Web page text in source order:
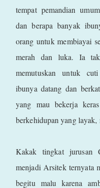
tempat pemandian
dan berapa banyak
orang untuk membiayai
merah dan luka. Ia tak
memutuskan untuk
ibunya datang dan
yang mau bekerja
berkehidupan yang
Kakak tingkat jurusan
menjadi Arsitek ternyata
begitu malu karena